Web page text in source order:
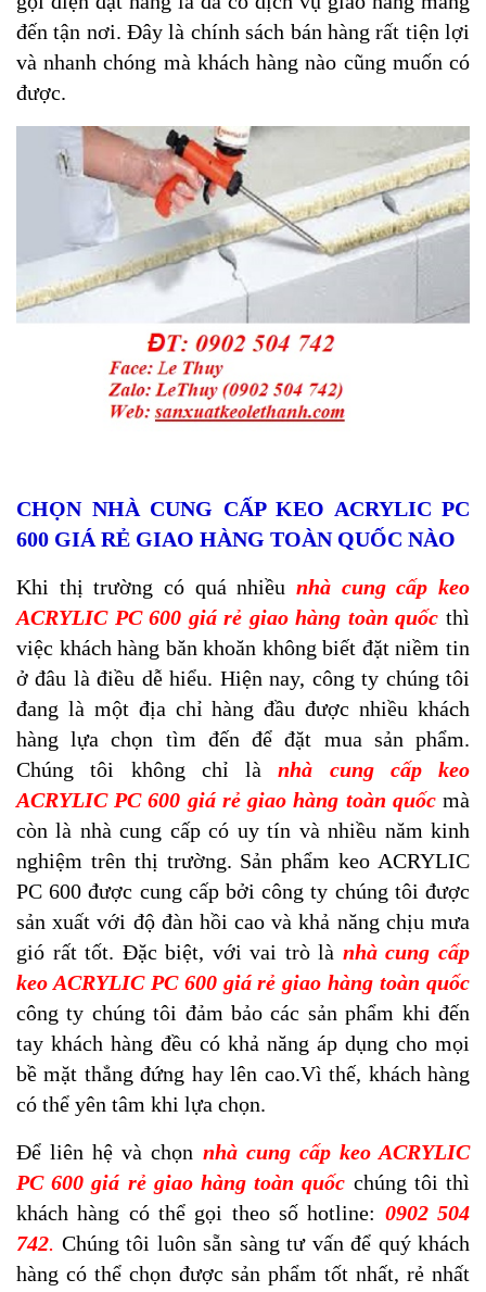
đến tận nơi. Đây là chính sách bán hàng rất tiện lợi
và nhanh chóng mà khách hàng nào cũng muốn có
được.
CHỌN NHÀ CUNG CẤP KEO ACRYLIC PC
600 GIÁ RẺ GIAO HÀNG TOÀN QUỐC NÀO
Khi thị trường có quá nhiều nhà cung cấp keo
ACRYLIC PC 600 giá rẻ giao hàng toàn quốc thì
việc khách hàng băn khoăn không biết đặt niềm tin
ở đâu là điều dễ hiểu. Hiện nay, công ty chúng tôi
đang là một địa chỉ hàng đầu được nhiều khách
hàng lựa chọn tìm đến để đặt mua sản phẩm.
Chúng tôi không chỉ lànhà cung cấp keo
ACRYLIC PC 600 giá rẻ giao hàng toàn quốcmà
còn là nhà cung cấp có uy tín và nhiều năm kinh
nghiệm trên thị trường. Sản phẩm keo ACRYLIC
PC 600 được cung cấp bởi công ty chúng tôi được
sản xuất với độ đàn hồi cao và khả năng chịu mưa
gió rất tốt. Đặc biệt, với vai trò là nhà cung cấp
keo ACRYLIC PC 600 giá rẻ giao hàng toàn quốc
công ty chúng tôi đảm bảo các sản phẩm khi đến
tay khách hàng đều có khả năng áp dụng cho mọi
bề mặt thẳng đứng hay lên cao.Vì thế, khách hàng
có thể yên tâm khi lựa chọn.
Để liên hệ và chọn nhà cung cấp keo ACRYLIC
PC 600 giá rẻ giao hàng toàn quốc chúng tôi thì
khách hàng có thể gọi theo số hotline: 0902 504
742. Chúng tôi luôn sẵn sàng tư vấn để quý khách
hàng có thể chọn được sản phẩm tốt nhất, rẻ nhất